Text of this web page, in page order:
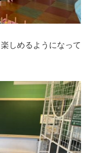
しめるようになって